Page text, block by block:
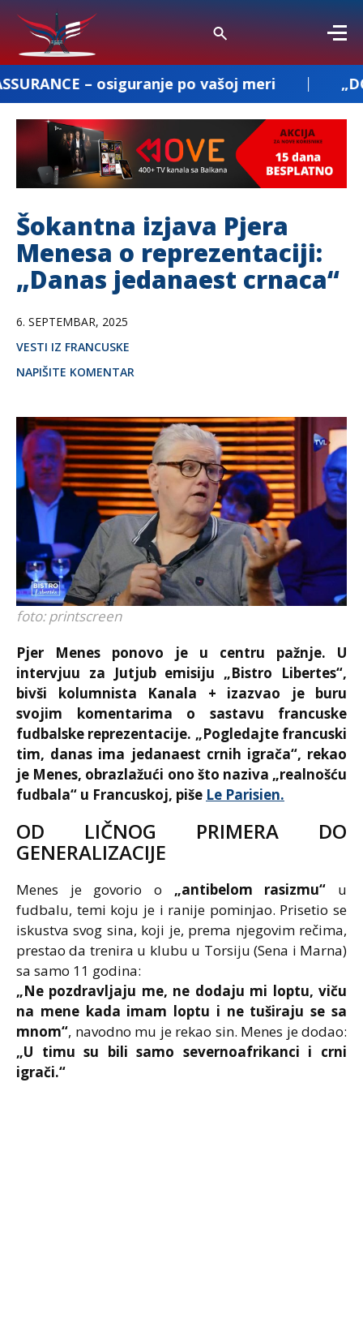
osiguranje po vašoj meri „DOBROSAV
Šokantna izjava Pjera
Menesa o reprezentaciji:
„Danas jedanaest crnaca“
6. SEPTEMBAR, 2025
VESTI IZ FRANCUSKE
NAPIŠITE KOMENTAR
foto: printscreen
Pjer Menes ponovo je u centru pažnje. U
intervjuu za Jutjub emisiju „Bistro Libertes“,
bivši kolumnista Kanala + izazvao je buru
svojim komentarima o sastavu francuske
fudbalske reprezentacije. „Pogledajte francuski
tim, danas ima jedanaest crnih igrača“, rekao
je Menes, obrazlažući ono što naziva „realnošću
fudbala“ u Francuskoj, piše Le Parisien.
OD LIČNOG PRIMERA DO
GENERALIZACIJE
Menes je govorio o „antibelom rasizmu“ u
fudbalu, temi koju je i ranije pominjao. Prisetio se
iskustva svog sina, koji je, prema njegovim rečima,
prestao da trenira u klubu u Torsiju (Sena i Marna)
sa samo 11 godina:
„Ne pozdravljaju me, ne dodaju mi loptu, viču
na mene kada imam loptu i ne tuširaju se sa
mnom“, navodno mu je rekao sin. Menes je dodao:
„U timu su bili samo severnoafrikanci i crni
igrači.“